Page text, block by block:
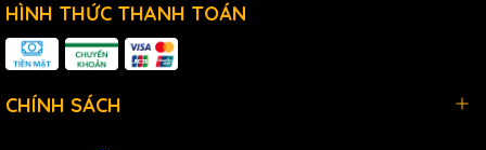
HÌNH THỨC THANH TOÁN
CHÍNH SÁCH